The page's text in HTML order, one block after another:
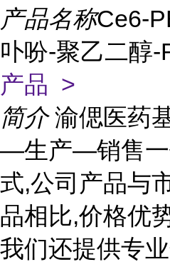
产品名称Ce6-
卟吩-聚乙二醇-
产品 >
简介 渝偲医药
—生产—销售一
式,公司产品与
品相比,价格优
我们还提供专